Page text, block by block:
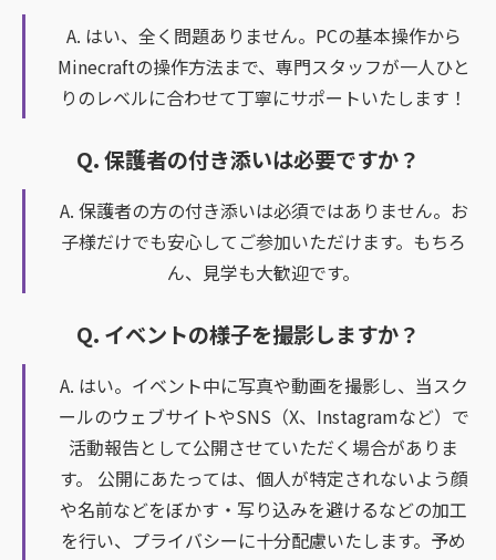
A. はい、全く問題ありません。PCの基本操作から
Minecraftの操作方法まで、専門スタッフが一人ひと
りのレベルに合わせて丁寧にサポートいたします！
Q. 保護者の付き添いは必要ですか？
A. 保護者の方の付き添いは必須ではありません。お
子様だけでも安心してご参加いただけます。もちろ
ん、見学も大歓迎です。
Q. イベントの様子を撮影しますか？
A. はい。イベント中に写真や動画を撮影し、当スク
ールのウェブサイトやSNS（X、Instagramなど）で
活動報告として公開させていただく場合がありま
す。 公開にあたっては、個人が特定されないよう顔
や名前などをぼかす・写り込みを避けるなどの加工
を行い、プライバシーに十分配慮いたします。予め